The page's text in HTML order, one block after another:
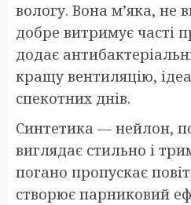
вологу. Вона м’яка, не
добре витримує часті
додає
кращу вентиляцію,
спекотних днів.
Синтетика — нейлон,
виглядає стильно і
погано пропускає
створює парниковий